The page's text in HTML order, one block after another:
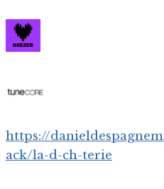
https://
ack/la-d-ch-terie